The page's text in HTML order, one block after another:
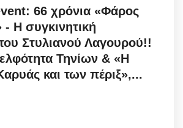
66 χρόνια «Φάρος
- Η συγκινητική
Στυλιανού Λαγουρού!!
Τηνίων & «Η
και των πέριξ»,...